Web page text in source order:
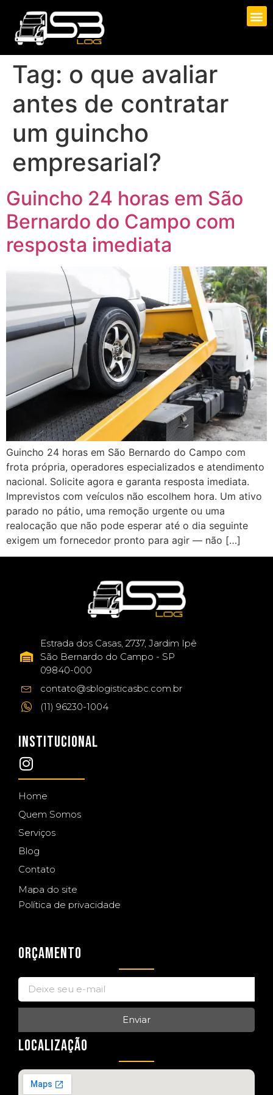
Tag: o que avaliar
antes de contratar
um guincho
empresarial?
Guincho 24 horas em São
Bernardo do Campo com
resposta imediata
Guincho 24 horas em São Bernardo do Campo com
frota própria, operadores especializados e atendimento
nacional. Solicite agora e garanta resposta imediata.
Imprevistos com veículos não escolhem hora. Um ativo
parado no pátio, uma remoção urgente ou uma
realocação que não pode esperar até o dia seguinte
exigem um fornecedor pronto para agir — não […]
Estrada dos Casas, 2737, Jardim Ipê
São Bernardo do Campo - SP
09840-000
contato@sblogisticasbc.com.br
(11) 96230-1004
INSTITUCIONAL
Home
Quem Somos
Serviços
Blog
Contato
Mapa do site
Política de privacidade
ORÇAMENTO
Enviar
LOCALIZAÇÃO